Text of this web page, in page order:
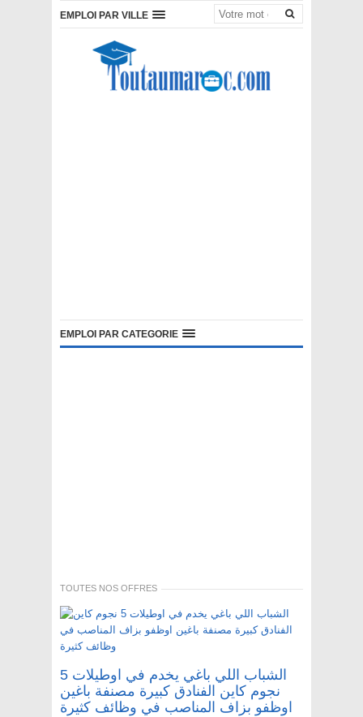
EMPLOI PAR VILLE
EMPLOI PAR CATEGORIE
TOUTES NOS OFFRES
الشباب اللي باغي يخدم في اوطيلات 5
نجوم كاين الفنادق كبيرة مصنفة باغين
اوظفو بزاف المناصب في وظائف كثيرة